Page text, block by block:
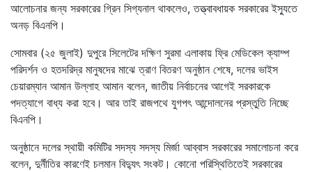
আলোচনার জন্য সরকারের গ্রিন সিগ্যনাল থাকলেও, তত্ত্বাবধায়ক সরকারের ইস্যুতে
অনড় বিএনপি।
সোমবার (২৫ জুলাই) দুপুরে সিলেটের দক্ষিণ সুরমা এলাকায় ফ্রি মেডিকেল ক্যাম্প
পরিদর্শন ও হতদরিদ্র মানুষদের মাঝে ত্রাণ বিতরণ অনুষ্ঠান শেষে, দলের ভাইস
চেয়ারম্যান আমান উল্লাহ আমান বলেন, জাতীয় নির্বাচনের আগেই সরকারকে
পদত্যাগে বাধ্য করা হবে। আর তাই রাজপথে যুগপৎ আন্দোলনের প্রস্তুতি নিচ্ছে
বিএনপি।
অনুষ্ঠানে দলের স্থায়ী কমিটির সদস্য সদস্য মির্জা আব্বাস সরকারের সমালোচনা করে
বলেন, দুর্নীতির কারণেই চলমান বিদ্যুৎ সংকট। কোনো পরিস্থিতিতেই সরকারের